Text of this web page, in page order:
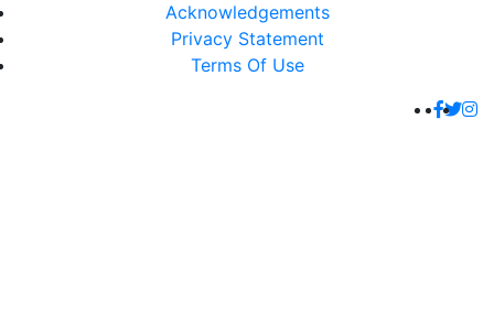
Acknowledgements
Privacy Statement
Terms Of Use